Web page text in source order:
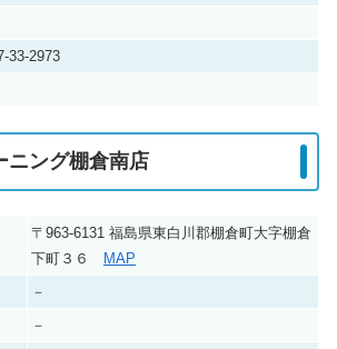
33-2973
ニング棚倉南店
〒963-6131 福島県東白川郡棚倉町大字棚倉
下町３６
MAP
－
－